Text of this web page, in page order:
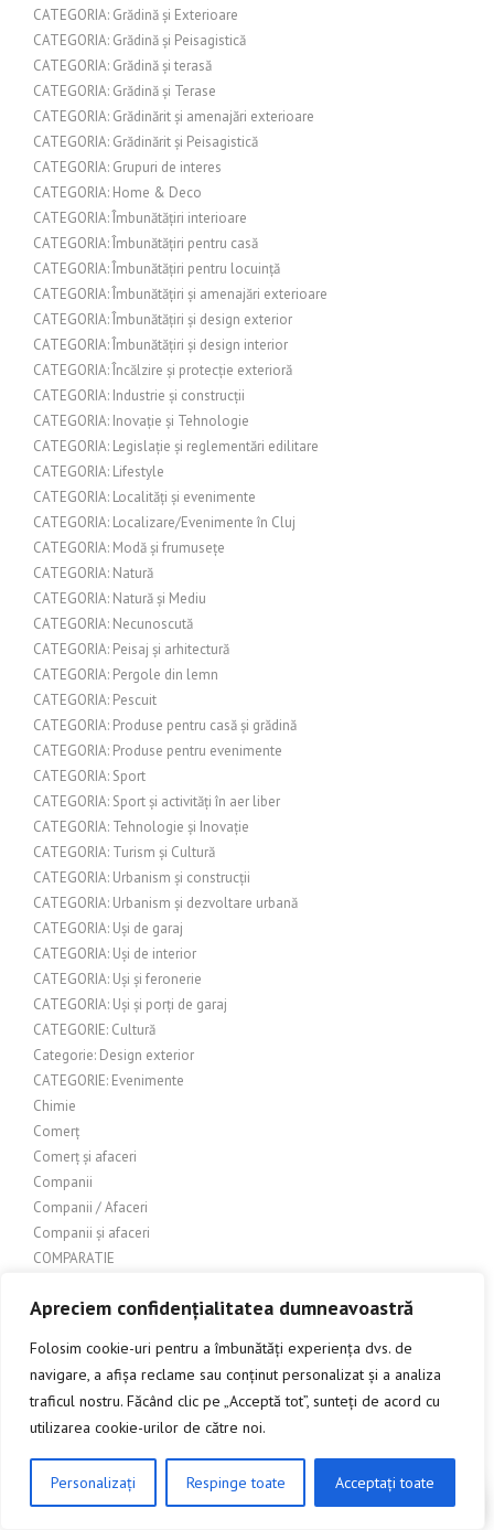
Apreciem confidențialitatea dumneavoastră
Folosim cookie-uri pentru a îmbunătăți experiența dvs. de
navigare, a afișa reclame sau conținut personalizat și a analiza
traficul nostru. Făcând clic pe „Acceptă tot”, sunteți de acord cu
utilizarea cookie-urilor de către noi.
Personalizați Respinge toate Acceptați toate
CATEGORIA: Grădină și Exterioare
CATEGORIA: Grădină și Peisagistică
CATEGORIA: Grădină și terasă
CATEGORIA: Grădină și Terase
CATEGORIA: Grădinărit și amenajări exterioare
CATEGORIA: Grădinărit și Peisagistică
CATEGORIA: Grupuri de interes
CATEGORIA: Home & Deco
CATEGORIA: Îmbunătățiri interioare
CATEGORIA: Îmbunătățiri pentru casă
CATEGORIA: Îmbunătățiri pentru locuință
CATEGORIA: Îmbunătățiri și amenajări exterioare
CATEGORIA: Îmbunătățiri și design exterior
CATEGORIA: Îmbunătățiri și design interior
CATEGORIA: Încălzire și protecție exterioră
CATEGORIA: Industrie și construcții
CATEGORIA: Inovație și Tehnologie
CATEGORIA: Legislație și reglementări edilitare
CATEGORIA: Lifestyle
CATEGORIA: Localități și evenimente
CATEGORIA: Localizare/Evenimente în Cluj
CATEGORIA: Modă și frumusețe
CATEGORIA: Natură
CATEGORIA: Natură și Mediu
CATEGORIA: Necunoscută
CATEGORIA: Peisaj și arhitectură
CATEGORIA: Pergole din lemn
CATEGORIA: Pescuit
CATEGORIA: Produse pentru casă și grădină
CATEGORIA: Produse pentru evenimente
CATEGORIA: Sport
CATEGORIA: Sport și activități în aer liber
CATEGORIA: Tehnologie și Inovație
CATEGORIA: Turism și Cultură
CATEGORIA: Urbanism și construcții
CATEGORIA: Urbanism și dezvoltare urbană
CATEGORIA: Uși de garaj
CATEGORIA: Uși de interior
CATEGORIA: Uși și feronerie
CATEGORIA: Uși și porți de garaj
CATEGORIE: Cultură
Categorie: Design exterior
CATEGORIE: Evenimente
Chimie
Comerț
Comerț și afaceri
Companii
Companii / Afaceri
Companii și afaceri
COMPARATIE
Confectii metalice
Construcții – Acoperișuri
Construcții – lemn
Construcții & Design Exterior
Constructii > Uși metalice
Construcții exterioare
Construcții Industriale
Constructii metalice
CLICK AICI PENTRU A DISCUTA